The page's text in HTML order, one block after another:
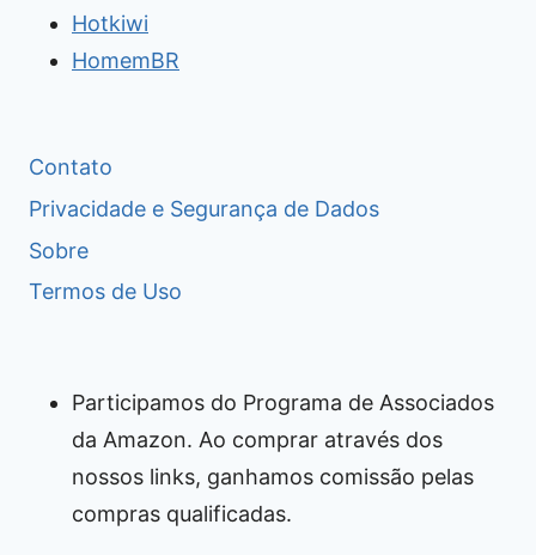
Hotkiwi
HomemBR
Contato
Privacidade e Segurança de Dados
Sobre
Termos de Uso
Participamos do Programa de Associados
da Amazon. Ao comprar através dos
nossos links, ganhamos comissão pelas
compras qualificadas.